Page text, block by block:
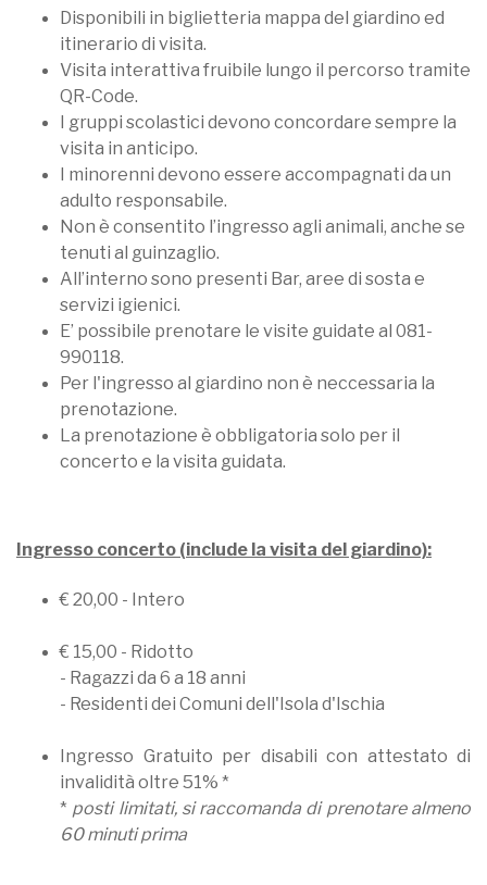
Disponibili in biglietteria mappa del giardino ed
itinerario di visita.
Visita interattiva fruibile lungo il percorso tramite
QR-Code.
I gruppi scolastici devono concordare sempre la
visita in anticipo.
I minorenni devono essere accompagnati da un
adulto responsabile.
Non è consentito l’ingresso agli animali, anche se
tenuti al guinzaglio.
All’interno sono presenti Bar, aree di sosta e
servizi igienici.
E’ possibile prenotare le visite guidate al 081-
990118.
Per l'ingresso al giardino non è neccessaria la
prenotazione.
La prenotazione è obbligatoria solo per il
concerto e la visita guidata.
Ingresso concerto (include la visita del giardino):
€ 20,00 - Intero
€ 15,00 - Ridotto
- Ragazzi da 6 a 18 anni
- Residenti dei Comuni dell'Isola d'Ischia
Ingresso Gratuito per disabili con attestato di
invalidità oltre 51% *
* posti limitati, si raccomanda di prenotare almeno
60 minuti prima